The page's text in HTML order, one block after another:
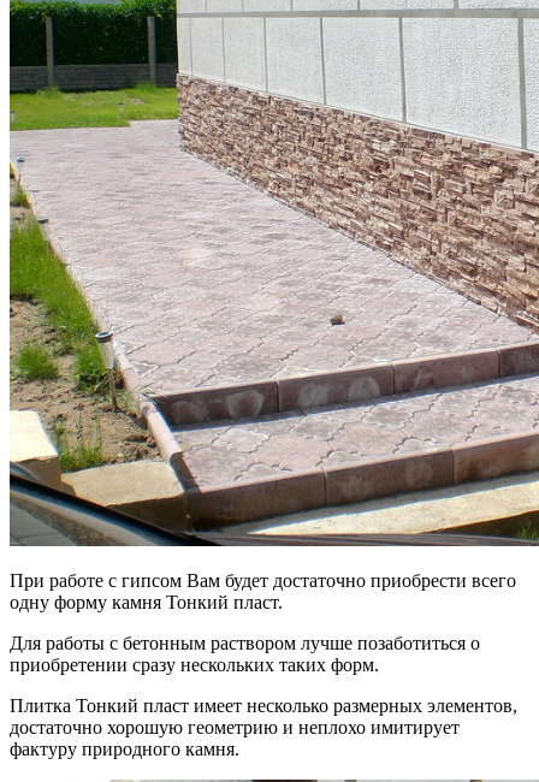
При работе с гипсом Вам будет достаточно приобрести всего
одну форму камня Тонкий пласт.
Для работы с бетонным раствором лучше позаботиться о
приобретении сразу нескольких таких форм.
Плитка Тонкий пласт имеет несколько размерных элементов,
достаточно хорошую геометрию и неплохо имитирует
фактуру природного камня.